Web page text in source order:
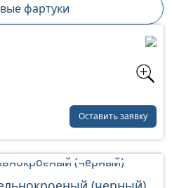
фартуки
Оставить заявку
3 4 5